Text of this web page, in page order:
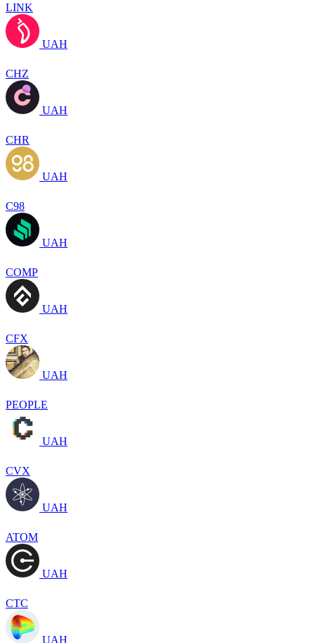
LINK
UAH
CHZ
UAH
CHR
UAH
C98
UAH
COMP
UAH
CFX
UAH
PEOPLE
UAH
CVX
UAH
ATOM
UAH
CTC
UAH